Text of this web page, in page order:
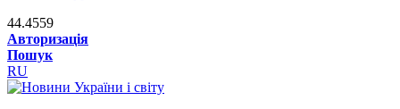
44.4559
Авторизація
Пошук
RU